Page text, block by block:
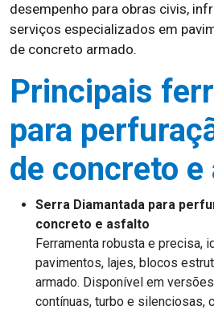
desempenho para obras civis,
serviços especializados em
de concreto armado.
Principais
para
de concreto
Serra Diamantada para
concreto e asfalto
Ferramenta robusta e precisa,
pavimentos, lajes, blocos
armado. Disponível em
contínuas, turbo e silenciosas,